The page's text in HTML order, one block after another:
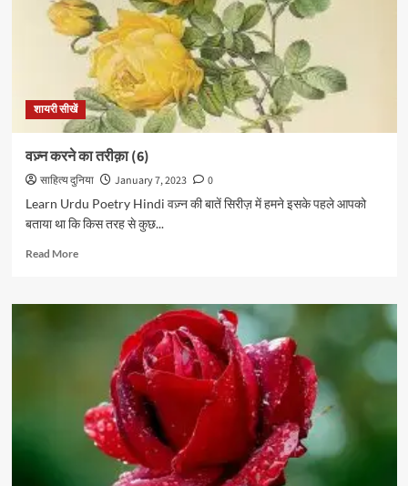
शायरी सीखें
वज़्न करने का तरीक़ा (6)
साहित्य दुनिया January 7, 2023
0
Learn Urdu Poetry Hindi वज़्न की बातें सिरीज़ में हमने इसके पहले आपको
बताया था कि किस तरह से कुछ...
Read MoreRead
वज़्न